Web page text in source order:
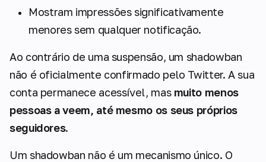
Mostram impressões significativamente
menores sem qualquer notificação.
Ao contrário de uma suspensão, um shadowban
não é oficialmente confirmado pelo Twitter. A sua
conta permanece acessível, mas muito menos
pessoas a veem, até mesmo os seus próprios
seguidores.
Um shadowban não é um mecanismo único. O